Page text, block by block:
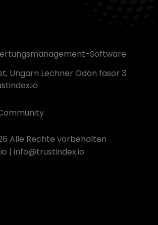
Software
Ungarn Lechner Ödön fasor 3.
Alle Rechte vorbehalten
| info@trustindex.io